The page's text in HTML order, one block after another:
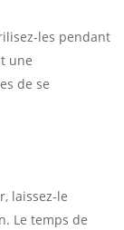
les pendant
une
de se
laissez-le
Le temps de